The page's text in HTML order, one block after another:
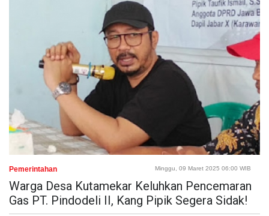
Pemerintahan Minggu, 09 Maret 2025 06:00 WIB
Warga Desa Kutamekar Keluhkan Pencemaran
Gas PT. Pindodeli II, Kang Pipik Segera Sidak!